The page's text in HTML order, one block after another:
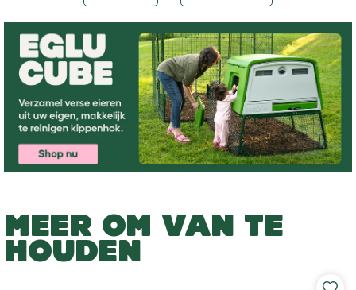
MEER OM VAN TE
HOUDEN